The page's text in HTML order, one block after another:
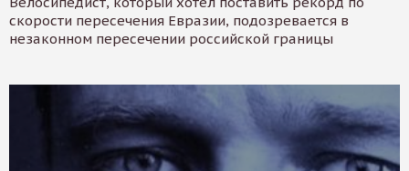
скорости пересечения Евразии, подозревается в
незаконном пересечении российской границы